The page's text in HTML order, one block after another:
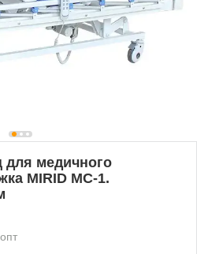
медичного
MIRID МС-1.